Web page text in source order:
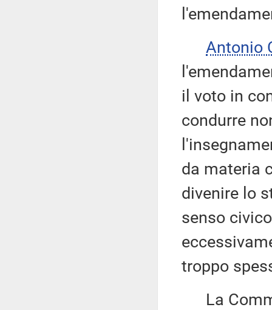
Antonio
il voto in
condurre
da materia
divenire lo
senso
troppo
La